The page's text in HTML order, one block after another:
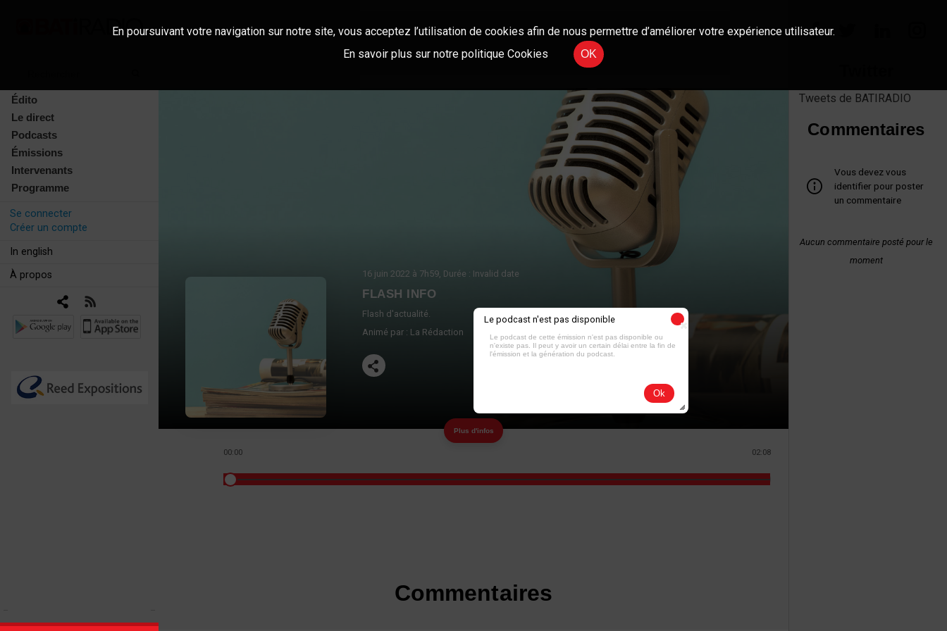
Édito
Le direct
Podcasts
Émissions
Intervenants
Programme
Se connecter
Créer un compte
In english
À propos
16 juin 2022 à 7h59, Durée : Invalid date
FLASH INFO
Flash d'actualité.
Animé par : La Rédaction
Plus d'infos
00:00 02:08
Commentaires
Tweets de BATIRADIO
Commentaires
Vous devez vous
identifier pour poster
un commentaire
Aucun commentaire posté pour le
moment
En poursuivant votre navigation sur notre site, vous acceptez l’utilisation de cookies afin de nous permettre d’améliorer votre expérience utilisateur.
En savoir plus sur notre politique Cookies
OK
Le podcast n'est pas disponible
Le podcast de cette émission n'est pas disponible ou
n'existe pas. Il peut y avoir un certain délai entre la fin de
l'émission et la génération du podcast.
Ok